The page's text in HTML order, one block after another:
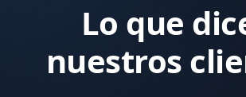
Lo que
nuestros